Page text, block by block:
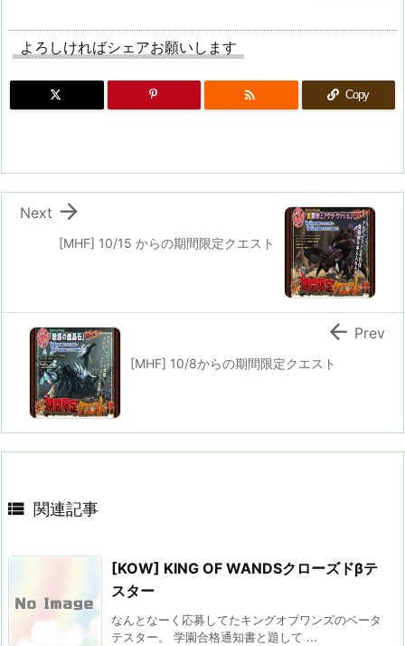
よろしければシェアお願いします
 Copy
[MHF] 10/15 からの期間限定クエスト

Next
[MHF] 10/8からの期間限定クエスト
 Prev
 関連記事
[KOW] KING OF WANDSクローズドβテ
スター
なんとなーく応募してたキングオブワンズのベータ
テスター。 学園合格通知書と題して ...